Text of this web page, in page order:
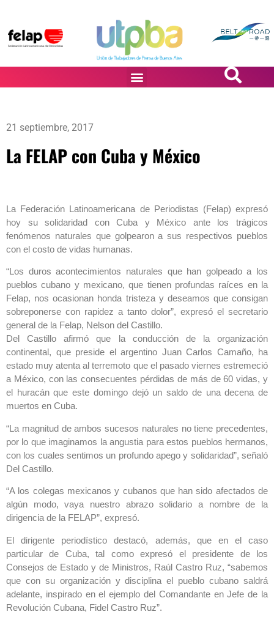
21 septiembre, 2017
La FELAP con Cuba y México
La Federación Latinoamericana de Periodistas (Felap) expresó
hoy su solidaridad con Cuba y México ante los trágicos
fenómenos naturales que golpearon a sus respectivos pueblos
con el costo de vidas humanas.
“Los duros acontecimientos naturales que han golpeado a los
pueblos cubano y mexicano, que tienen profundas raíces en la
Felap, nos ocasionan honda tristeza y deseamos que consigan
sobreponerse con rapidez a tanto dolor”, expresó el secretario
general de la Felap, Nelson del Castillo.
Del Castillo afirmó que la conducción de la organización
continental, que preside el argentino Juan Carlos Camaño, ha
estado muy atenta al terremoto que el pasado viernes estremeció
a México, con las consecuentes pérdidas de más de 60 vidas, y
el huracán que este domingo dejó un saldo de una decena de
muertos en Cuba.
“La magnitud de ambos sucesos naturales no tiene precedentes,
por lo que imaginamos la angustia para estos pueblos hermanos,
con los cuales sentimos un profundo apego y solidaridad”, señaló
Del Castillo.
“A los colegas mexicanos y cubanos que han sido afectados de
algún modo, vaya nuestro abrazo solidario a nombre de la
dirigencia de la FELAP”, expresó.
El dirigente periodístico destacó, además, que en el caso
particular de Cuba, tal como expresó el presidente de los
Consejos de Estado y de Ministros, Raúl Castro Ruz, “sabemos
que con su organización y disciplina el pueblo cubano saldrá
adelante, inspirado en el ejemplo del Comandante en Jefe de la
Revolución Cubana, Fidel Castro Ruz”.